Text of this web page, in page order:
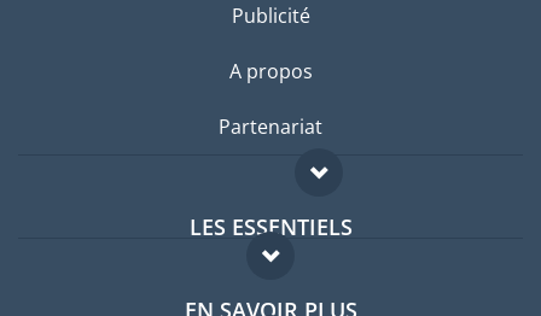
Publicité
A propos
Partenariat
LES ESSENTIELS
Forum expatriés